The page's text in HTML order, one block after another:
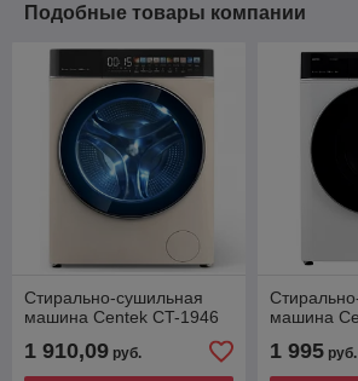
Подобные товары компании
Стирально-сушильная
машина Centek CT-1946
1 910,09 руб.
машина
1 995руб.